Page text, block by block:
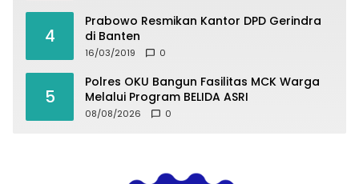
4
Prabowo Resmikan Kantor DPD Gerindra
di Banten
16/03/2019 0
5
Polres OKU Bangun Fasilitas MCK Warga
Melalui Program BELIDA ASRI
08/08/2026 0